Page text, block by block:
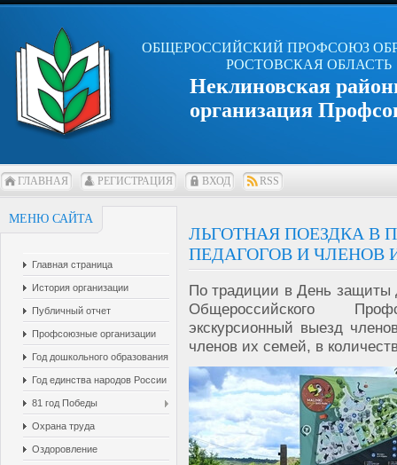
ОБЩЕРОССИЙСКИЙ ПРОФСОЮЗ
РОСТОВСКАЯ ОБЛАСТЬ
Неклиновская
организация
ГЛАВНАЯ РЕГИСТРАЦИЯ ВХОД RSS
МЕНЮ САЙТА
Главная страница
История организации
Публичный отчет
Профсоюзные организации
Год дошкольного образования
Год единства народов России
81 год Победы
Охрана труда
Оздоровление
ЛЬГОТНАЯ ПОЕЗДКА В
ПЕДАГОГОВ И ЧЛЕНОВ
По традиции в День защиты
Общероссийского
экскурсионный выезд
членов их семей, в